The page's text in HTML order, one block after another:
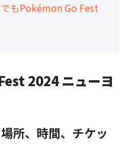
もPokémon Go Fest
2024 ニューヨ
所、時間、チケッ